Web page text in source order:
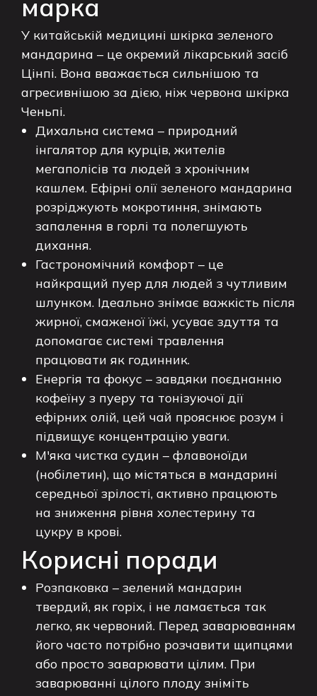
марка
У китайській медицині шкірка зеленого
мандарина – це окремий лікарський засіб
Цінпі. Вона вважається сильнішою та
агресивнішою за дією, ніж червона шкірка
Ченьпі.
Дихальна система – природний
інгалятор для курців, жителів
мегаполісів та людей з хронічним
кашлем. Ефірні олії зеленого мандарина
розріджують мокротиння, знімають
запалення в горлі та полегшують
дихання.
Гастрономічний комфорт – це
найкращий пуер для людей з чутливим
шлунком. Ідеально знімає важкість після
жирної, смаженої їжі, усуває здуття та
допомагає системі травлення
працювати як годинник.
Енергія та фокус – завдяки поєднанню
кофеїну з пуеру та тонізуючої дії
ефірних олій, цей чай прояснює розум і
підвищує концентрацію уваги.
М'яка чистка судин – флавоноїди
(нобілетин), що містяться в мандарині
середньої зрілості, активно працюють
на зниження рівня холестерину та
цукру в крові.
Корисні поради
Розпаковка – зелений мандарин
твердий, як горіх, і не ламається так
легко, як червоний. Перед заварюванням
його часто потрібно розчавити щипцями
або просто заварювати цілим. При
заварюванні цілого плоду зніміть